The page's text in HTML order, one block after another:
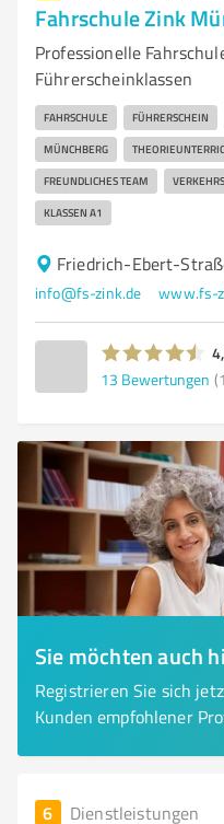
Fahrschule Zink
Professionelle
Führerscheinklassen
FAHRSCHULE FÜHRERSCHEIN
MÜNCHBERG
FREUNDLICHES TEAM
KLASSEN A1
Friedrich-Ebert-
info@fs-zink.de www.fs-
13 Bewertungen
Sie möchten auch
Registrieren Sie sich
Kunden empfohlener
6 Dienstleistungen